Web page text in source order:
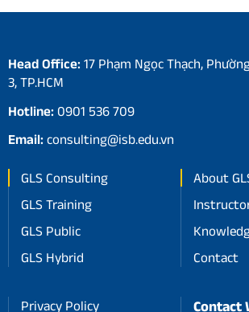
Head Office: 17 Phạm Ngọc Thạch,
3, TP.HCM
Hotline: 0901 536 709
Email: consulting@isb.edu.vn
GLS Consulting
GLS Training
GLS Public
GLS Hybrid
About
Contact
Privacy Policy Contact